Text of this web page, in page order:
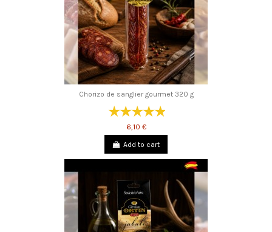
Chorizo ​​de sanglier gourmet 320 g
6,10 €
Add to cart